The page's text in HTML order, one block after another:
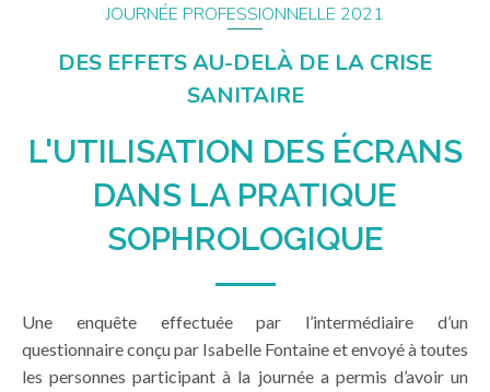
JOURNÉE PROFESSIONNELLE 2021
DES EFFETS AU-DELÀ DE LA CRISE
SANITAIRE
L'UTILISATION DES ÉCRANS
DANS LA PRATIQUE
SOPHROLOGIQUE
Une enquête effectuée par l’intermédiaire d’un
questionnaire conçu par Isabelle Fontaine et envoyé à toutes
les personnes participant à la journée a permis d’avoir un